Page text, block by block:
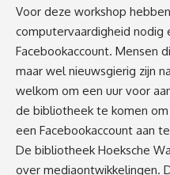
Voor deze workshop
computervaardigheid nodig
Facebookaccount. Mensen
maar wel nieuwsgierig zijn
welkom om een uur voor
de bibliotheek te komen
een Facebookaccount aan
De bibliotheek Hoeksche
over mediaontwikkelingen.